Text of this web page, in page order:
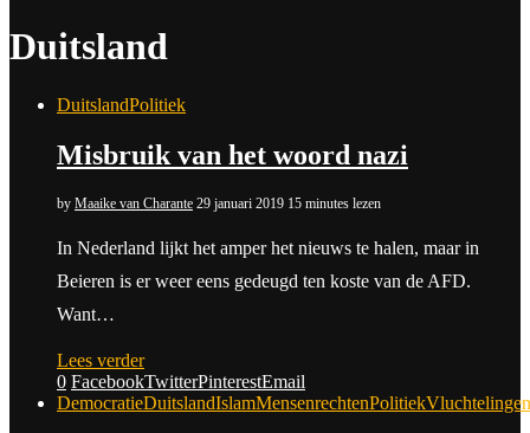
Duitsland
DuitslandPolitiek
Misbruik van het woord nazi
by Maaike van Charante 29 januari 2019 15 minutes lezen
In Nederland lijkt het amper het nieuws te halen, maar in
Beieren is er weer eens gedeugd ten koste van de AFD.
Want…
Lees verder
0 FacebookTwitterPinterestEmail
DemocratieDuitslandIslamMensenrechtenPolitiekVluchtelingen